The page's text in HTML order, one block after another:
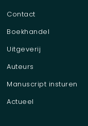
Contact
Boekhandel
Uitgeverij
Auteurs
Manuscript insturen
Actueel